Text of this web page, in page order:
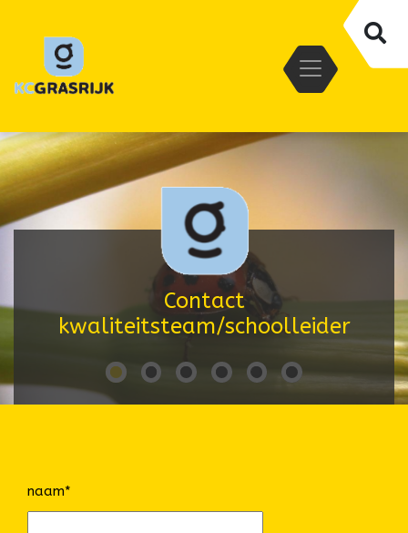
Contact
kwaliteitsteam/schoolleider
naam*